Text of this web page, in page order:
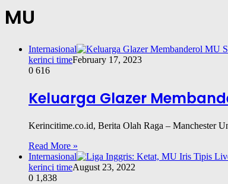
MU
Internasional
kerinci timeFebruary 17, 2023
0 616
Keluarga Glazer
Kerincitime.co.id, Berita Olah Raga – Manchester
Read More »
Internasional
kerinci timeAugust 23, 2022
0 1,838